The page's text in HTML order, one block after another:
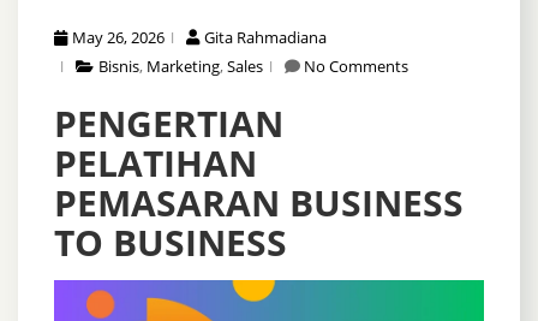
May 26, 2026
Gita Rahmadiana
Bisnis, Marketing,Sales No Comments
PENGERTIAN
PELATIHAN
PEMASARAN BUSINESS
TO BUSINESS